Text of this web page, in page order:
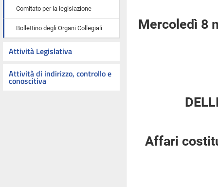
Comitato per la legislazione
Bollettino degli Organi Collegiali
Attività Legislativa
Attività di indirizzo, controllo e
conoscitiva
Mercoledì 8
Affari